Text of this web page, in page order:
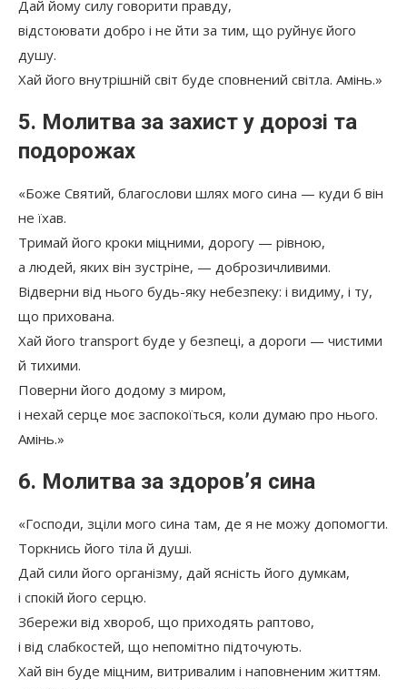
Дай йому силу говорити правду,
відстоювати добро і не йти за тим, що руйнує його
душу.
Хай його внутрішній світ буде сповнений світла. Амінь.»
5. Молитва за захист у дорозі та
подорожах
«Боже Святий, благослови шлях мого сина — куди б він
не їхав.
Тримай його кроки міцними, дорогу — рівною,
а людей, яких він зустріне, — доброзичливими.
Відверни від нього будь-яку небезпеку: і видиму, і ту,
що прихована.
Хай його transport буде у безпеці, а дороги — чистими
й тихими.
Поверни його додому з миром,
і нехай серце моє заспокоїться, коли думаю про нього.
Амінь.»
6. Молитва за здоров’я сина
«Господи, зціли мого сина там, де я не можу допомогти.
Торкнись його тіла й душі.
Дай сили його організму, дай ясність його думкам,
і спокій його серцю.
Збережи від хвороб, що приходять раптово,
і від слабкостей, що непомітно підточують.
Хай він буде міцним, витривалим і наповненим життям.